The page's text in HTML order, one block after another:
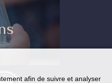
afin de suivre et analyser